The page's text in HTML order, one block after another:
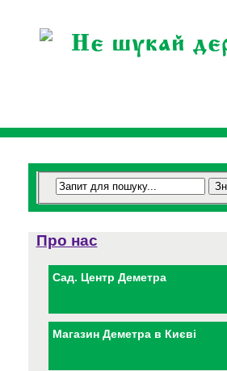
Про нас
Сад. Центр Деметра
Магазин Деметра в Києві